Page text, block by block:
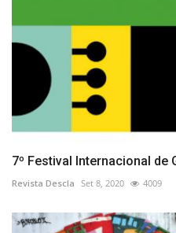
7º Festival Internacional de
Revista Descla Set 8, 2020 4009